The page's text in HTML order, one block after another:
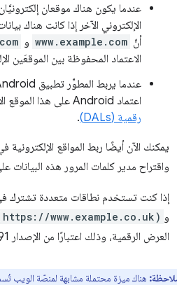
عندما يكون هناك موقعان
الإلكتروني الآخر إذا كانت هناك
أنّ www.example.com و
الاعتماد المحفوظة بين الموقعَين
اعتماد Android على هذا الموقع الإلكتروني. يتم ربط التطبيقات بالمواقع الإلكترونية باستخدام
رقمية (DALs)
.
يمكنك الآن أيضًا ربط المواقع
واقتراح مدير كلمات المرور هذه البيانات
إذا كنت تستخدم نطاقات متعددة تشترك
و https://www.example.co.uk)
العرض الرقمية، وذلك اعتبارًا من الإصدار 91.
هناك ميزة محتملة مشابهة لمنصّة الويب